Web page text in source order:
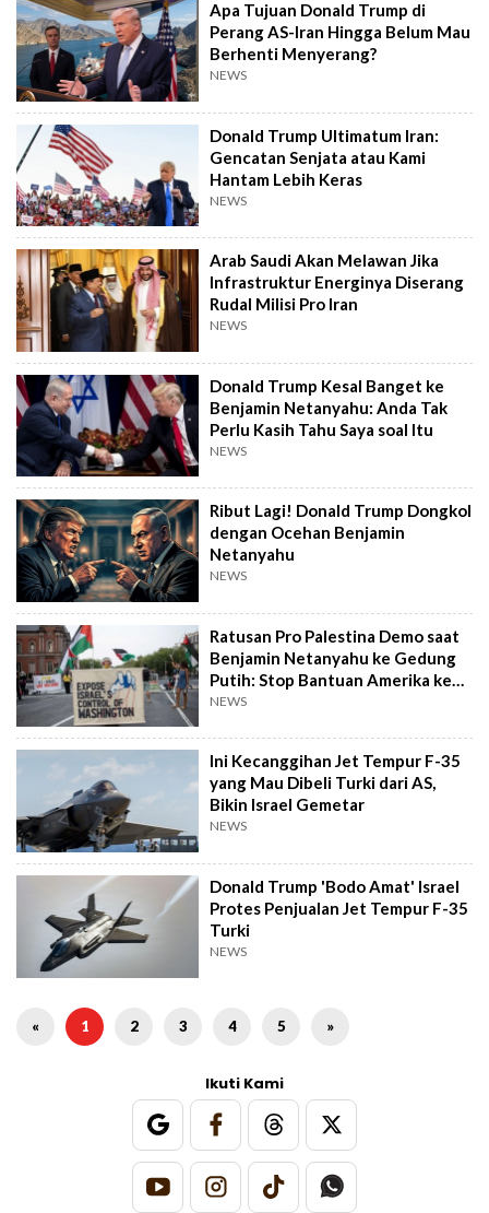
Apa Tujuan Donald Trump di
Perang AS-Iran Hingga Belum Mau
Berhenti Menyerang?
NEWS
Donald Trump Ultimatum Iran:
Gencatan Senjata atau Kami
Hantam Lebih Keras
NEWS
Arab Saudi Akan Melawan Jika
Infrastruktur Energinya Diserang
Rudal Milisi Pro Iran
NEWS
Donald Trump Kesal Banget ke
Benjamin Netanyahu: Anda Tak
Perlu Kasih Tahu Saya soal Itu
NEWS
Ribut Lagi! Donald Trump Dongkol
dengan Ocehan Benjamin
Netanyahu
NEWS
Ratusan Pro Palestina Demo saat
Benjamin Netanyahu ke Gedung
Putih: Stop Bantuan Amerika ke
Israel!
NEWS
Ini Kecanggihan Jet Tempur F-35
yang Mau Dibeli Turki dari AS,
Bikin Israel Gemetar
NEWS
Donald Trump 'Bodo Amat' Israel
Protes Penjualan Jet Tempur F-35
Turki
NEWS
« 1 2 3 4 5 »
Ikuti Kami